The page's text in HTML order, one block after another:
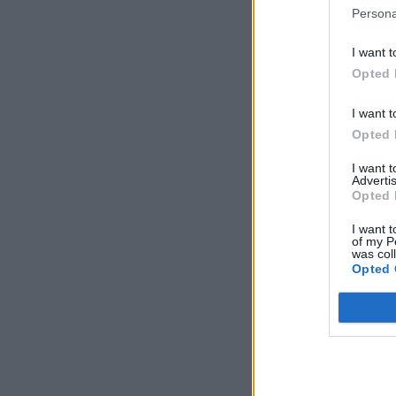
I want
Opted
I want
Opted
I want
Opted
I want
of my
was
Opted